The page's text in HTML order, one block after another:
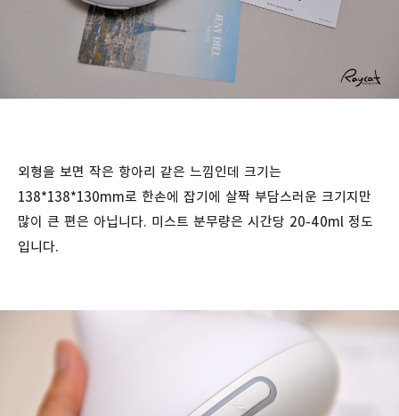
외형을 보면 작은 항아리 같은 느낌인데 크기는
138*138*130mm로 한손에 잡기에 살짝 부담스러운 크기지만
많이 큰 편은 아닙니다. 미스트 분무량은 시간당 20-40ml 정도
입니다.